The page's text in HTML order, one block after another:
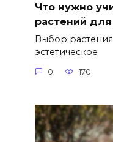
Что нужно
растений
Выбор
эстетическое
0 170